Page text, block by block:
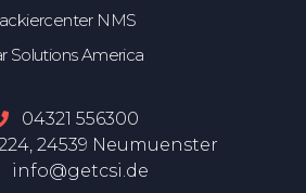
NMS
Solutions America
04321 556300
24539 Neumuenster
info@getcsi.de